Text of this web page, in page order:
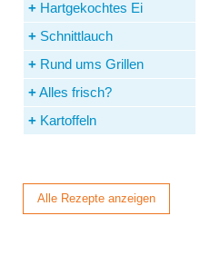
Hartgekochtes Ei
Schnittlauch
Rund ums Grillen
Alles frisch?
Kartoffeln
Alle Rezepte anzeigen